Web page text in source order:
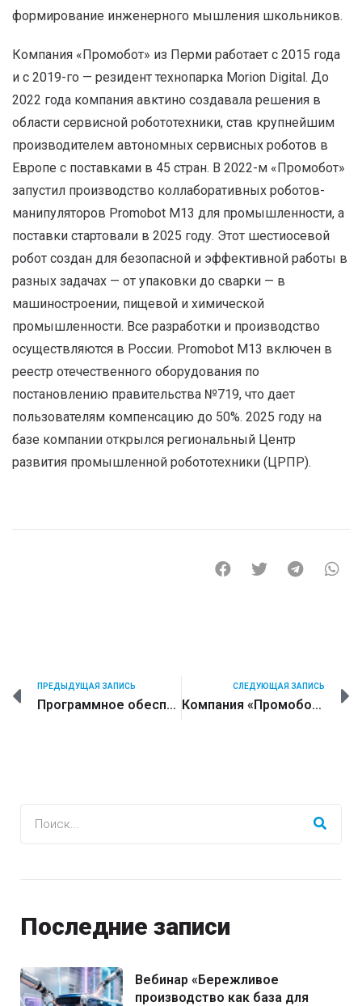
формирование инженерного мышления школьников.
Компания «Промобот» из Перми работает с 2015 года
и с 2019-го — резидент технопарка Morion Digital. До
2022 года компания авктино создавала решения в
области сервисной робототехники, став крупнейшим
производителем автономных сервисных роботов в
Европе с поставками в 45 стран. В 2022-м «Промобот»
запустил производство коллаборативных роботов-
манипуляторов Promobot M13 для промышленности, а
поставки стартовали в 2025 году. Этот шестиосевой
робот создан для безопасной и эффективной работы в
разных задачах — от упаковки до сварки — в
машиностроении, пищевой и химической
промышленности. Все разработки и производство
осуществляются в России. Promobot M13 включен в
реестр отечественного оборудования по
постановлению правительства №719, что дает
пользователям компенсацию до 50%. 2025 году на
базе компании открылся региональный Центр
развития промышленной робототехники (ЦРПР).
ПРЕДЫДУЩАЯ ЗАПИСЬ
Программное обеспечение для отечественных промышленных роботов адаптировано для работы на российской операционной системе «РЕД ОС»
СЛЕДУЮЩАЯ ЗАПИСЬ
Компания «Промобот» и Центр развития промышленной робототехники на базе компании «Промобот» примут участие в Международной выставке «Металлообработка. Сварка – 2026»
Последние записи
Вебинар «Бережливое
производство как база для